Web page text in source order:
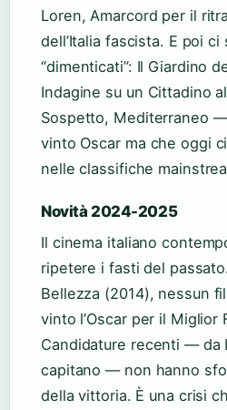
Loren, Amarcord per il
dell’Italia fascista. E poi ci
“dimenticati”: Il Giardino
Indagine su un Cittadino
Sospetto, Mediterraneo
vinto Oscar ma che oggi
nelle classifiche
Novità 2024-2025
Il cinema italiano
ripetere i fasti del
Bellezza (2014), nessun
vinto l’Oscar per il Miglior
Candidature recenti — da
capitano — non hanno
della vittoria. È una crisi